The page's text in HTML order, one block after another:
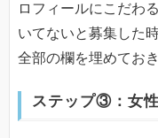
ロフィールにこだわ
いてないと募集した
全部の欄を埋めてお
ステップ③：女